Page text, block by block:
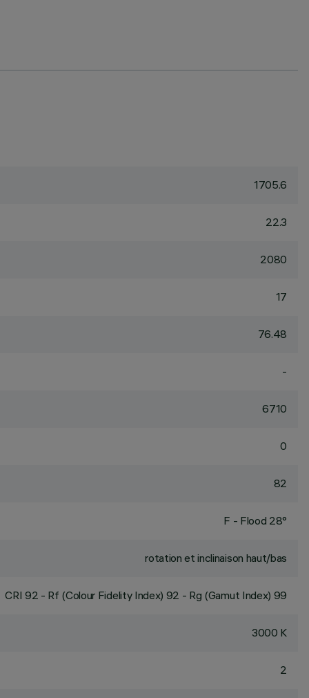
1705.6
22.3
2080
17
76.48
-
6710
0
82
F - Flood 28°
rotation et inclinaison haut/bas
CRI 92 - Rf (Colour Fidelity Index) 92 - Rg (Gamut Index) 99
3000 K
2